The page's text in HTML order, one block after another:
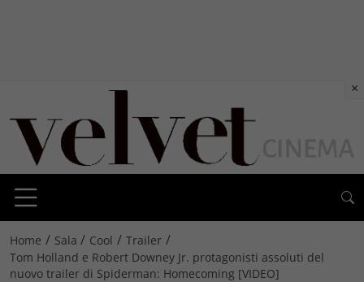
Home / Sala / Cool / Trailer /
Tom Holland e Robert Downey Jr. protagonisti assoluti del
nuovo trailer di Spiderman: Homecoming [VIDEO]
×